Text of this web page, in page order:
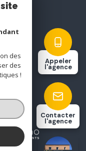
Appeler
l'agence
Contacter
l'agence
des
des
!